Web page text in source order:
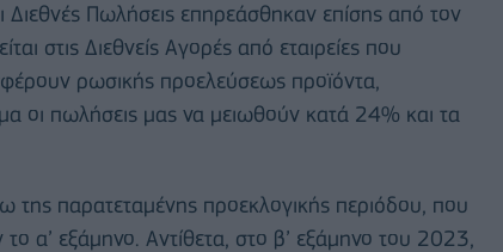
Διεθνές Πωλήσεις επηρεάσθηκαν επίσης από τον
στις Διεθνείς Αγορές από εταιρείες που
ρωσικής προελεύσεως προϊόντα,
οι πωλήσεις μας να μειωθούν κατά 24% και τα
της παρατεταμένης προεκλογικής περιόδου, που
α’ εξάμηνο. Αντίθετα, στο β’ εξάμηνο του 2023,